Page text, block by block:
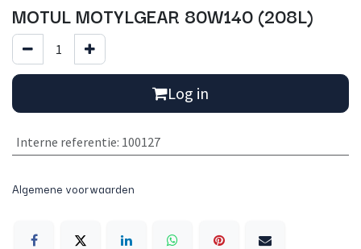
MOTUL MOTYLGEAR 80W140 (208L)
Log in
Interne referentie: 100127
Algemene voorwaarden